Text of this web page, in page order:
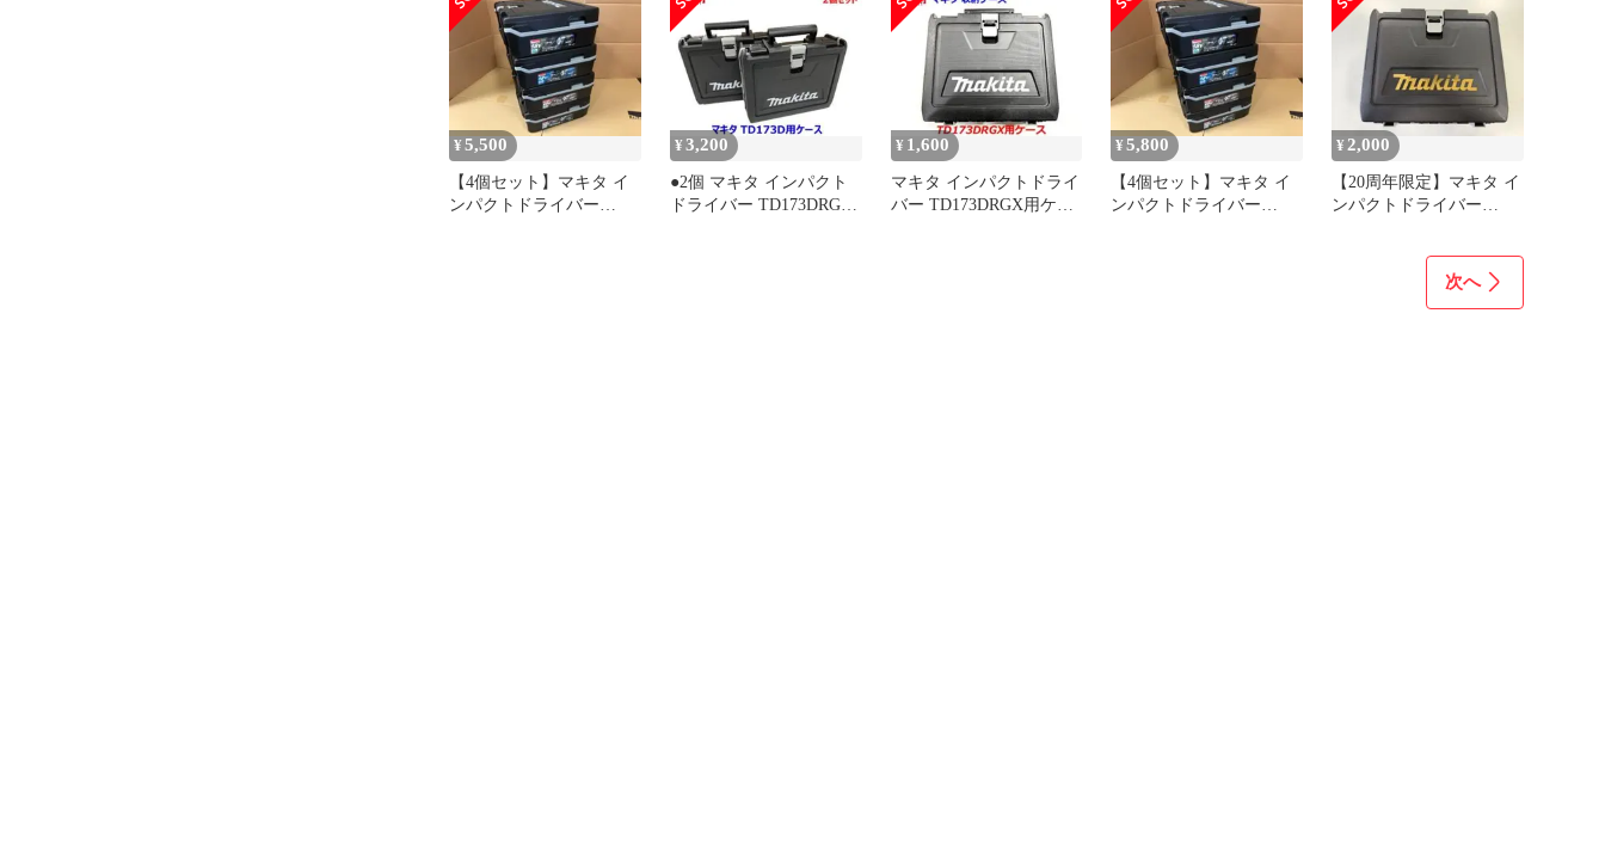
¥5,500
【4個セット】マキタ イ
ンパクトドライバー
¥3,200
●2個 マキタ インパクト
ドライバー TD173DRGX
¥ 1,600
マキタ インパクトドライ
バー TD173DRGX用ケー
¥5,800
【4個セット】マキタ イ
ンパクトドライバー
¥ 2,000
【20周年限定】マキタ イ
ンパクトドライバー
次へ